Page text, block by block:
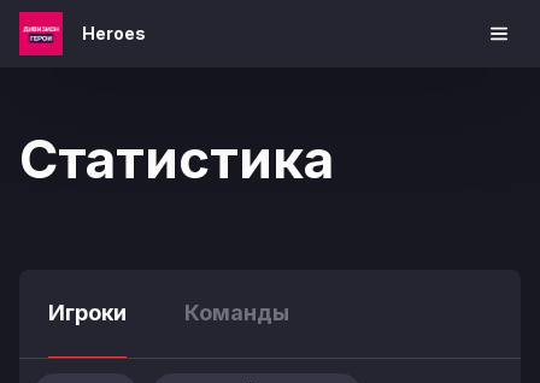
Heroes
Статистика
Игроки Команды